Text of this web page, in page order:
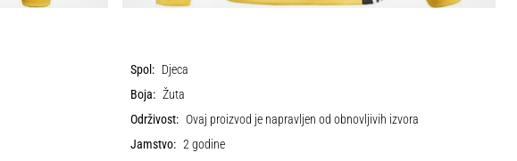
Spol: Djeca
Boja: Žuta
Održivost: Ovaj proizvod je napravljen od obnovljivih izvora
Jamstvo: 2 godine